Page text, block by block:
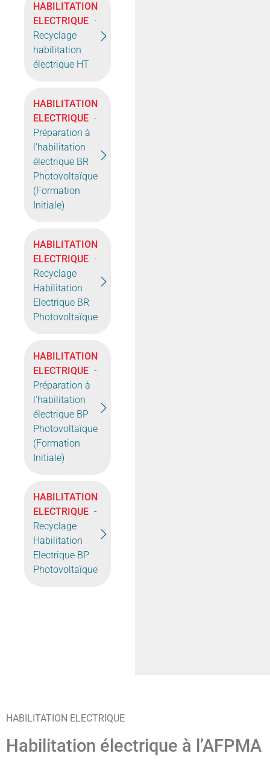
HABILITATION
ELECTRIQUE -
Recyclage
habilitation
électrique HT
HABILITATION
ELECTRIQUE -
Préparation à
l'habilitation
électrique BR
Photovoltaïque
(Formation
Initiale)
HABILITATION
ELECTRIQUE -
Recyclage
Habilitation
Electrique BR
Photovoltaïque
HABILITATION
ELECTRIQUE -
Préparation à
l'habilitation
électrique BP
Photovoltaïque
(Formation
Initiale)
HABILITATION
ELECTRIQUE -
Recyclage
Habilitation
Electrique BP
Photovoltaïque
HABILITATION ELECTRIQUE
Habilitation électrique à l’AFPMA